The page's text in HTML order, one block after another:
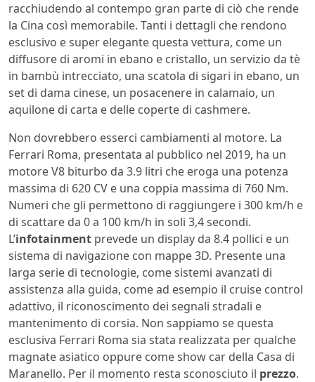
racchiudendo al contempo gran parte di ciò che rende
la Cina così memorabile. Tanti i dettagli che rendono
esclusivo e super elegante questa vettura, come un
diffusore di aromi in ebano e cristallo, un servizio da tè
in bambù intrecciato, una scatola di sigari in ebano, un
set di dama cinese, un posacenere in calamaio, un
aquilone di carta e delle coperte di cashmere.
Non dovrebbero esserci cambiamenti al motore. La
Ferrari Roma, presentata al pubblico nel 2019, ha un
motore V8 biturbo da 3.9 litri che eroga una potenza
massima di 620 CV e una coppia massima di 760 Nm.
Numeri che gli permettono di raggiungere i 300 km/h e
di scattare da 0 a 100 km/h in soli 3,4 secondi.
L’infotainment prevede un display da 8.4 pollici e un
sistema di navigazione con mappe 3D. Presente una
larga serie di tecnologie, come sistemi avanzati di
assistenza alla guida, come ad esempio il cruise control
adattivo, il riconoscimento dei segnali stradali e
mantenimento di corsia. Non sappiamo se questa
esclusiva Ferrari Roma sia stata realizzata per qualche
magnate asiatico oppure come show car della Casa di
Maranello. Per il momento resta sconosciuto il prezzo.